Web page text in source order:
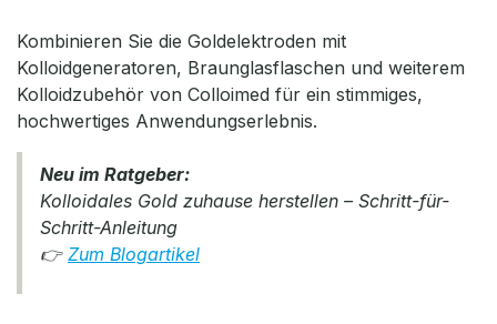
Kombinieren Sie die Goldelektroden mit
Kolloidgeneratoren, Braunglasflaschen und weiterem
Kolloidzubehör von Colloimed für ein stimmiges,
hochwertiges Anwendungserlebnis.
Neu im Ratgeber:
Kolloidales Gold zuhause herstellen – Schritt-für-
Schritt-Anleitung
👉 Zum Blogartikel